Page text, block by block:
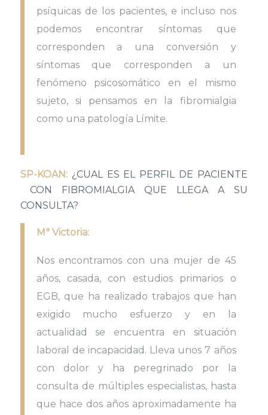
psíquicas de los pacientes, e incluso nos
podemos encontrar síntomas que
corresponden a una conversión y
síntomas que corresponden a un
fenómeno psicosomático en el mismo
sujeto, si pensamos en la fibromialgia
como una patología Límite.
SP-KOAN:¿CUAL ES EL PERFIL DE PACIENTE
CON FIBROMIALGIA QUE LLEGA A SU
CONSULTA?
Mª Victoria:
Nos encontramos con una mujer de 45
años, casada, con estudios primarios o
EGB, que ha realizado trabajos que han
exigido mucho esfuerzo y en la
actualidad se encuentra en situación
laboral de incapacidad. Lleva unos 7 años
con dolor y ha peregrinado por la
consulta de múltiples especialistas, hasta
que hace dos años aproximadamente ha